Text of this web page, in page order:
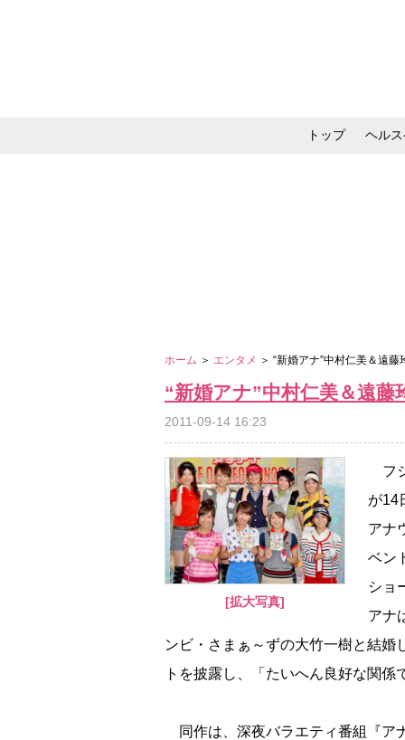
トップ ヘル
ホーム ＞ エンタメ ＞ “新婚アナ”中村仁美＆遠
“新婚アナ”中村仁美＆遠
2011-09-14 16:23
[拡大写真]
フ
が14
アナ
ベン
ショ
アナ
ンビ・さまぁ～ずの大竹一樹と結婚
トを披露し、「たいへん良好な関
同作は、深夜バラエティ番組『